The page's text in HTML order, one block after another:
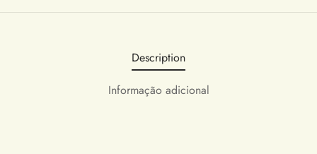
Description
Informação adicional